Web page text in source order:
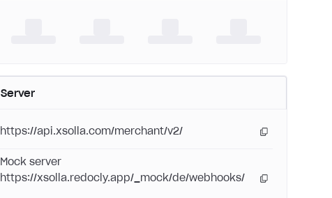
Server
https://api.xsolla.com/merchant/v2/
Mock server
https://xsolla.redocly.app/_mock/de/webhooks/